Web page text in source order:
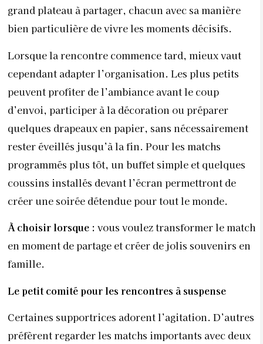
grand plateau à partager, chacun avec sa manière
bien particulière de vivre les moments décisifs.
Lorsque la rencontre commence tard, mieux vaut
cependant adapter l’organisation. Les plus petits
peuvent profiter de l’ambiance avant le coup
d’envoi, participer à la décoration ou préparer
quelques drapeaux en papier, sans nécessairement
rester éveillés jusqu’à la fin. Pour les matchs
programmés plus tôt, un buffet simple et quelques
coussins installés devant l’écran permettront de
créer une soirée détendue pour tout le monde.
À choisir lorsque : vous voulez transformer le match
en moment de partage et créer de jolis souvenirs en
famille.
Le petit comité pour les rencontres à suspense
Certaines supportrices adorent l’agitation. D’autres
préfèrent regarder les matchs importants avec deux